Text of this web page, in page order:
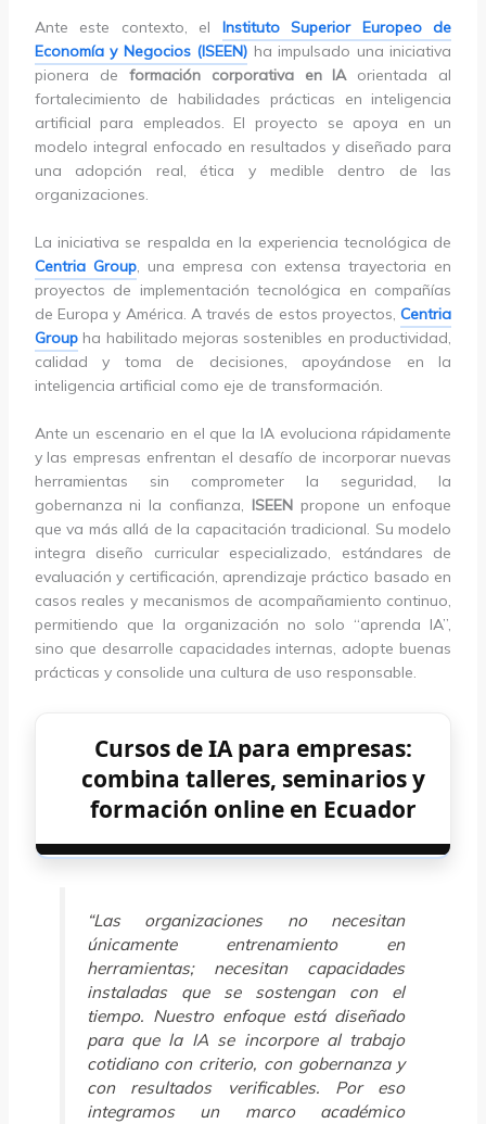
Ante este contexto, el Instituto Superior Europeo de
Economía y Negocios (ISEEN) ha impulsado una iniciativa
pionera de formación corporativa en IAorientada al
fortalecimiento de habilidades prácticas en inteligencia
artificial para empleados. El proyecto se apoya en un
modelo integral enfocado en resultados y diseñado para
una adopción real, ética y medible dentro de las
organizaciones.
La iniciativa se respalda en la experiencia tecnológica de
Centria Group, una empresa con extensa trayectoria en
proyectos de implementación tecnológica en compañías
de Europa y América. A través de estos proyectos,Centria
Groupha habilitado mejoras sostenibles en productividad,
calidad y toma de decisiones, apoyándose en la
inteligencia artificial como eje de transformación.
Ante un escenario en el que la IA evoluciona rápidamente
y las empresas enfrentan el desafío de incorporar nuevas
herramientas sin comprometer la seguridad, la
gobernanza ni la confianza, ISEENpropone un enfoque
que va más allá de la capacitación tradicional. Su modelo
integra diseño curricular especializado, estándares de
evaluación y certificación, aprendizaje práctico basado en
casos reales y mecanismos de acompañamiento continuo,
permitiendo que la organización no solo “aprenda IA”,
sino que desarrolle capacidades internas, adopte buenas
prácticas y consolide una cultura de uso responsable.
Cursos de IA para empresas:
combina talleres, seminarios y
formación online en Ecuador
“Las organizaciones no necesitan
únicamente entrenamiento en
herramientas; necesitan capacidades
instaladas que se sostengan con el
tiempo. Nuestro enfoque está diseñado
para que la IA se incorpore al trabajo
cotidiano con criterio, con gobernanza y
con resultados verificables. Por eso
integramos un marco académico